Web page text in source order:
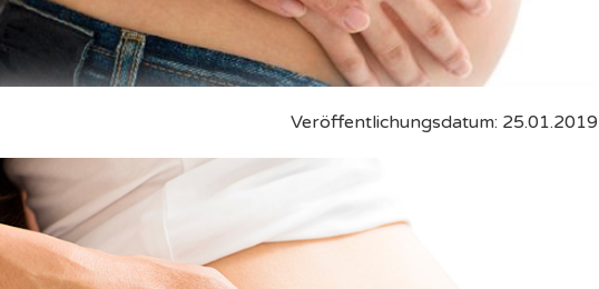
Veröffentlichungsdatum: 25.01.2019